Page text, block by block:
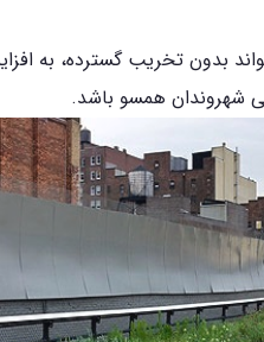
بدون تخریب گسترده، به
شهروندان همسو باشد.